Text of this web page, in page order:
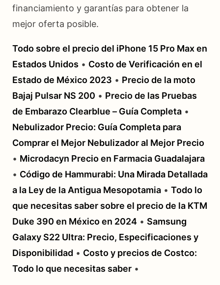
financiamiento y garantías para obtener la
mejor oferta posible.
Todo sobre el precio del iPhone 15 Pro Max en
Estados Unidos • Costo de Verificación en el
Estado de México 2023 • Precio de la moto
Bajaj Pulsar NS 200 • Precio de las Pruebas
de Embarazo Clearblue – Guía Completa •
Nebulizador Precio: Guía Completa para
Comprar el Mejor Nebulizador al Mejor Precio
• Microdacyn Precio en Farmacia Guadalajara
• Código de Hammurabi: Una Mirada Detallada
a la Ley de la Antigua Mesopotamia • Todo lo
que necesitas saber sobre el precio de la KTM
Duke 390 en México en 2024 • Samsung
Galaxy S22 Ultra: Precio, Especificaciones y
Disponibilidad • Costo y precios de Costco:
Todo lo que necesitas saber •